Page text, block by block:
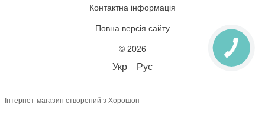
Контактна інформація
Повна версія сайту
© 2026
Укр Рус
Інтернет-магазин створений з Хорошоп